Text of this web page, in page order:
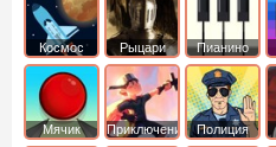
Космос Рыцари Пианино
Мячик Приключения Полиция